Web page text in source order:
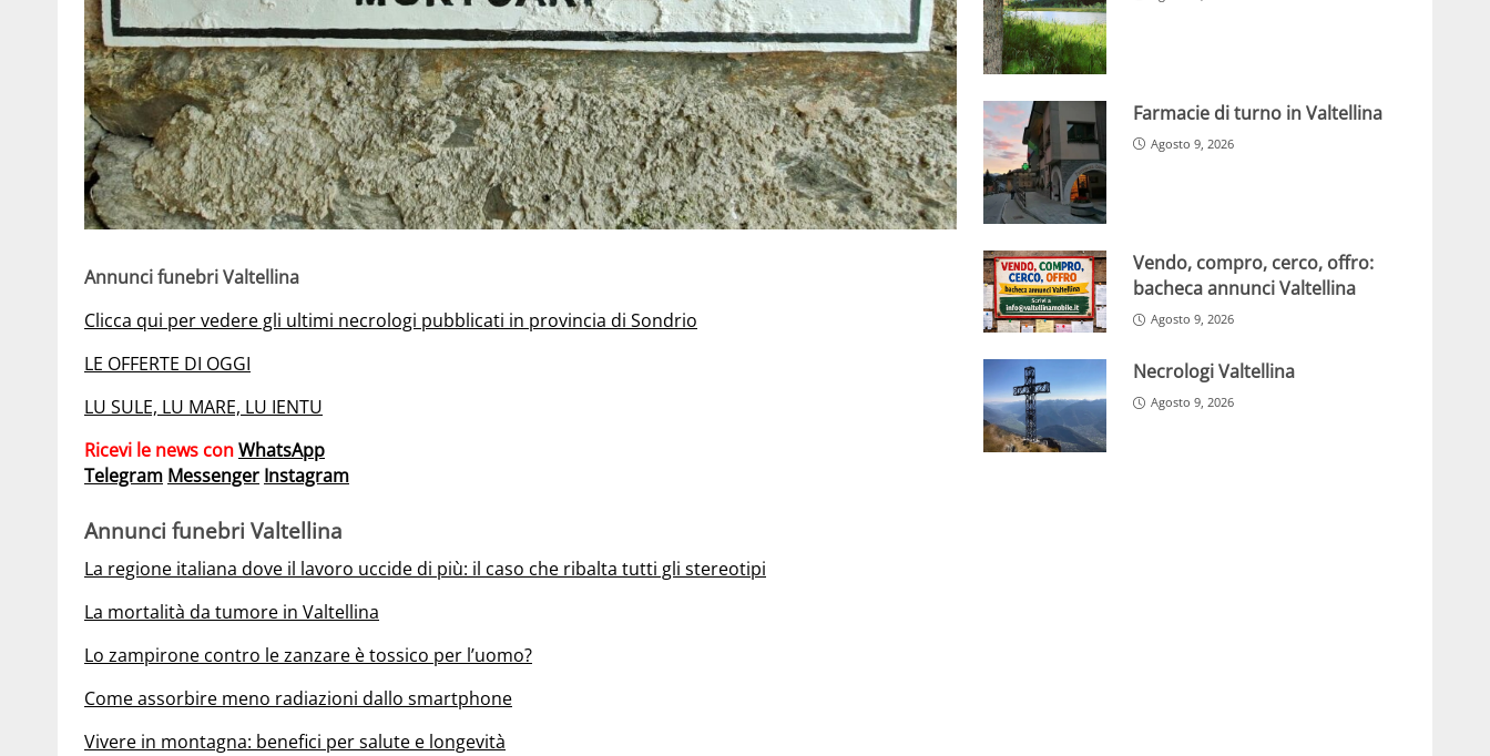
Annunci funebri Valtellina
Clicca qui per vedere gli ultimi necrologi pubblicati in provincia di Sondrio
LE OFFERTE DI OGGI
LU SULE, LU MARE, LU IENTU
Ricevi le news conWhatsApp
Telegram Messenger Instagram
Annunci funebri Valtellina
La regione italiana dove il lavoro uccide di più: il caso che ribalta tutti gli stereotipi
La mortalità da tumore in Valtellina
Lo zampirone contro le zanzare è tossico per l’uomo?
Come assorbire meno radiazioni dallo smartphone
Vivere in montagna: benefici per salute e longevità
Farmacie di turno in Valtellina
Agosto 9, 2026
Vendo, compro, cerco, offro:
bacheca annunci Valtellina
Agosto 9, 2026
Necrologi Valtellina
Agosto 9, 2026